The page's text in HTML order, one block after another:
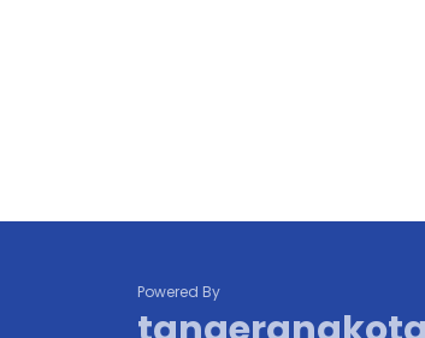
Powered By